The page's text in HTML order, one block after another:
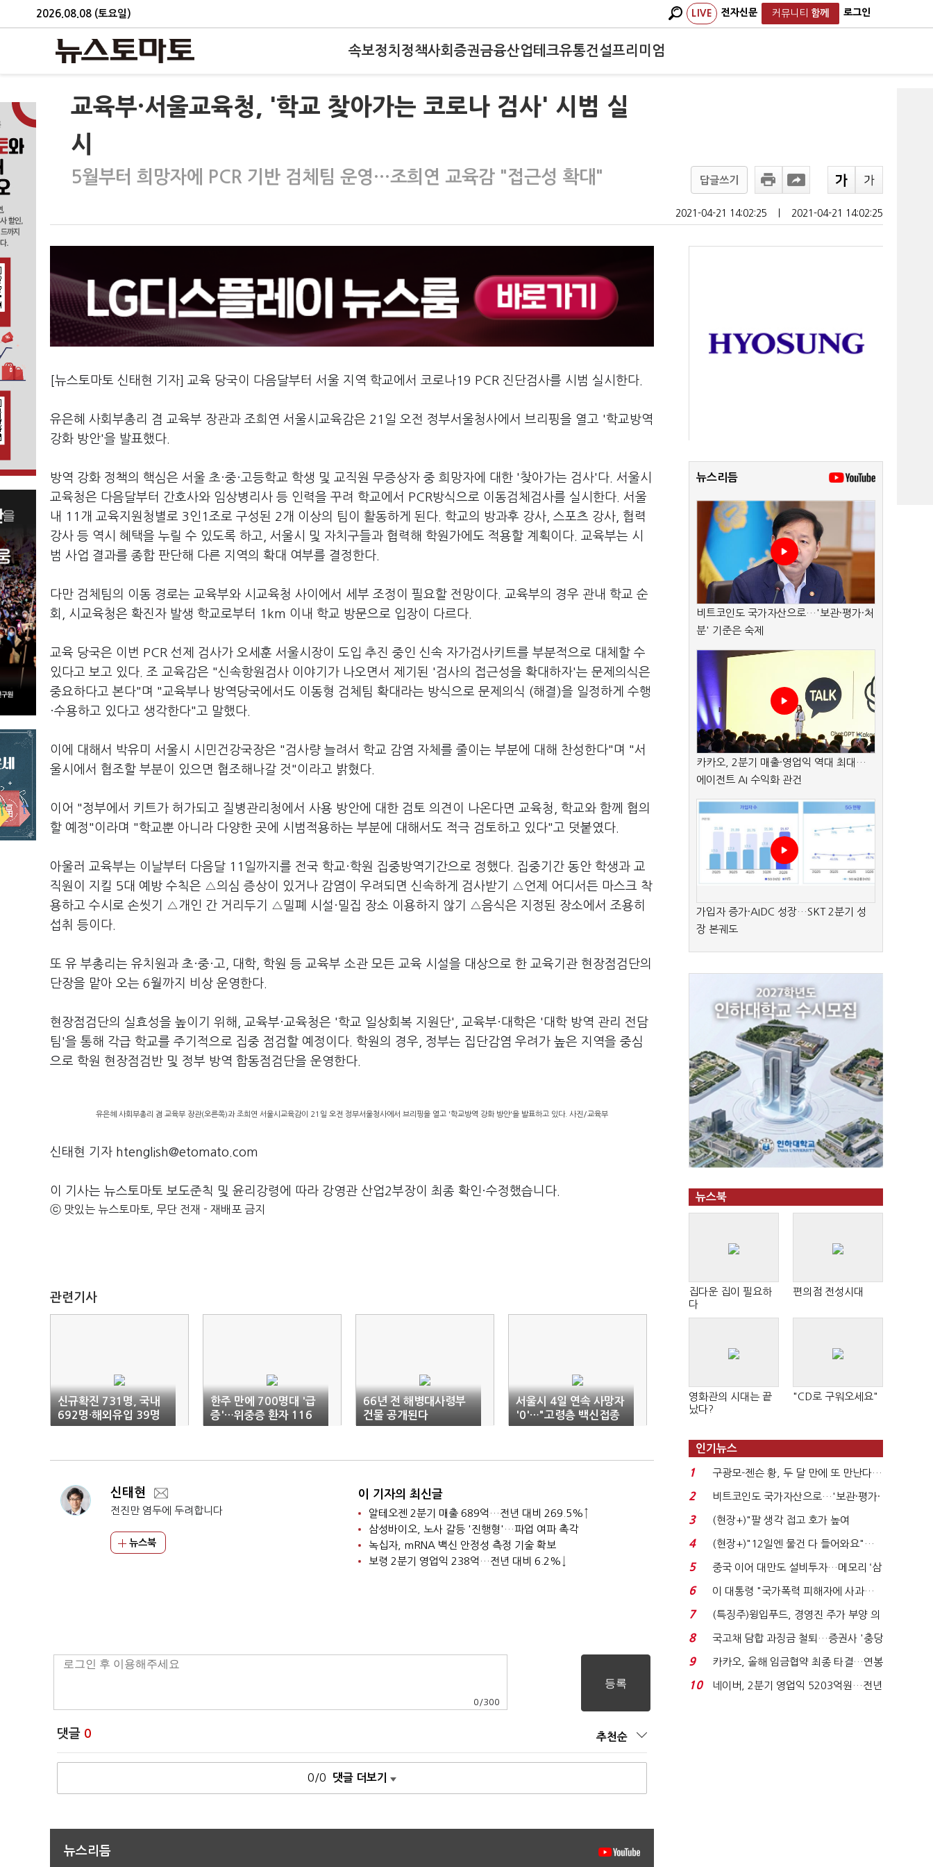
2026.08.08 (토요일) LIVE 전자신문 커뮤니티 함께 로그인
속보정치 정책사회 증권금융산업테크유통건설프리미엄
교육부·서울교육청, '학교 찾아가는 코로나 검사' 시범 실
시
5월부터 희망자에 PCR 기반 검체팀 운영…조희연 교육감 "접근성 확대" 답글쓰기
2021-04-21 14:02:25 2021-04-21 14:02:25
[뉴스토마토 신태현 기자] 교육 당국이 다음달부터 서울 지역 학교에서 코로나19 PCR 진단검사를 시범 실시한다.
유은혜 사회부총리 겸 교육부 장관과 조희연 서울시교육감은 21일 오전 정부서울청사에서 브리핑을 열고 '학교방역
강화 방안'을 발표했다.
방역 강화 정책의 핵심은 서울 초·중·고등학교 학생 및 교직원 무증상자 중 희망자에 대한 '찾아가는 검사'다. 서울시
교육청은 다음달부터 간호사와 임상병리사 등 인력을 꾸려 학교에서 PCR방식으로 이동검체검사를 실시한다. 서울
내 11개 교육지원청별로 3인1조로 구성된 2개 이상의 팀이 활동하게 된다. 학교의 방과후 강사, 스포츠 강사, 협력
강사 등 역시 혜택을 누릴 수 있도록 하고, 서울시 및 자치구들과 협력해 학원가에도 적용할 계획이다. 교육부는 시
범 사업 결과를 종합 판단해 다른 지역의 확대 여부를 결정한다.
다만 검체팀의 이동 경로는 교육부와 시교육청 사이에서 세부 조정이 필요할 전망이다. 교육부의 경우 관내 학교 순
회, 시교육청은 확진자 발생 학교로부터 1km 이내 학교 방문으로 입장이 다르다.
교육 당국은 이번 PCR 선제 검사가 오세훈 서울시장이 도입 추진 중인 신속 자가검사키트를 부분적으로 대체할 수
있다고 보고 있다. 조 교육감은 "신속항원검사 이야기가 나오면서 제기된 '검사의 접근성을 확대하자'는 문제의식은
중요하다고 본다"며 "교육부나 방역당국에서도 이동형 검체팀 확대라는 방식으로 문제의식 (해결)을 일정하게 수행
·수용하고 있다고 생각한다"고 말했다.
이에 대해서 박유미 서울시 시민건강국장은 "검사량 늘려서 학교 감염 자체를 줄이는 부분에 대해 찬성한다"며 "서
울시에서 협조할 부분이 있으면 협조해나갈 것"이라고 밝혔다.
이어 "정부에서 키트가 허가되고 질병관리청에서 사용 방안에 대한 검토 의견이 나온다면 교육청, 학교와 함께 협의
할 예정"이라며 "학교뿐 아니라 다양한 곳에 시범적용하는 부분에 대해서도 적극 검토하고 있다"고 덧붙였다.
아울러 교육부는 이날부터 다음달 11일까지를 전국 학교·학원 집중방역기간으로 정했다. 집중기간 동안 학생과 교
직원이 지킬 5대 예방 수칙은 △의심 증상이 있거나 감염이 우려되면 신속하게 검사받기 △언제 어디서든 마스크 착
용하고 수시로 손씻기 △개인 간 거리두기 △밀폐 시설·밀집 장소 이용하지 않기 △음식은 지정된 장소에서 조용히
섭취 등이다.
또 유 부총리는 유치원과 초·중·고, 대학, 학원 등 교육부 소관 모든 교육 시설을 대상으로 한 교육기관 현장점검단의
단장을 맡아 오는 6월까지 비상 운영한다.
현장점검단의 실효성을 높이기 위해, 교육부·교육청은 '학교 일상회복 지원단', 교육부·대학은 '대학 방역 관리 전담
팀'을 통해 각급 학교를 주기적으로 집중 점검할 예정이다. 학원의 경우, 정부는 집단감염 우려가 높은 지역을 중심
으로 학원 현장점검반 및 정부 방역 합동점검단을 운영한다.
유은혜 사회부총리 겸 교육부 장관(오른쪽)과 조희연 서울시교육감이 21일 오전 정부서울청사에서 브리핑을 열고 '학교방역 강화 방안'을 발표하고 있다. 사진/교육부
신태현 기자 htenglish@etomato.com
이 기사는 뉴스토마토 보도준칙 및 윤리강령에 따라 강영관 산업2부장이 최종 확인·수정했습니다.
ⓒ 맛있는 뉴스토마토, 무단 전재 - 재배포 금지
관련기사
신규확진 731명, 국내
692명·해외유입 39명
발생(1보)
한주 만에 700명대 '급
증'…위중증 환자 116
명·사망자 4명 늘어(종
66년 전 해병대사령부
건물 공개된다
서울시 4일 연속 사망자
'0'…"고령층 백신접종
효과"
신태현
전진만 염두에 두려합니다
뉴스북
이 기자의 최신글
알테오젠 2분기 매출 689억…전년 대비 269.5%↑
삼성바이오, 노사 갈등 '진행형'…파업 여파 촉각
녹십자, mRNA 백신 안정성 측정 기술 확보
보령 2분기 영업익 238억…전년 대비 6.2%↓
0 /300
댓글 0 추천순
0/0 댓글 더보기
뉴스리듬
뉴스리듬
비트코인도 국가자산으로…'보관·평가·처
분' 기준은 숙제
카카오, 2분기 매출·영업익 역대 최대…
에이전트 AI 수익화 관건
가입자 증가·AIDC 성장…SKT 2분기 성
장 본궤도
뉴스북
집다운 집이 필요하
다
편의점 전성시대
영화관의 시대는 끝
났다?
"CD로 구워오세요"
인기뉴스
1
구광모-젠슨 황, 두 달 만에 또 만난다…
로봇·AI 등 논...
2
비트코인도 국가자산으로…'보관·평가·
처분' 기준은 ...
3
(현장+)"팔 생각 접고 호가 높여
요"…'덜 똘똘한 한 채' 20...
4
(현장+)"12일엔 물건 다 들어와요"…
빈 매대 채우며 문 연 ...
5
중국 이어 대만도 설비투자…메모리 ‘삼
국전쟁’
6
이 대통령 "국가폭력 피해자에 사과…
적극적 조사로 진...
7
(특징주)윙입푸드, 경영진 주가 부양 의
지에 상한가...
8
국고채 담합 과징금 철퇴…증권사 '충당
금 폭탄' 우려...
9
카카오, 올해 임금협약 최종 타결…연봉
6.3% 인상·격려...
10
네이버, 2분기 영업익 5203억원…전년